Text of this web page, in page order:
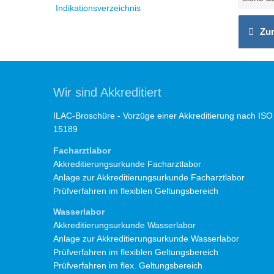
Indikationsverzeichnis
Wir sind Akkreditiert
ILAC-Broschüre - Vorzüge einer Akkreditierung nach ISO
15189
Facharztlabor
Akkreditierungsurkunde Facharztlabor
Anlage zur Akkreditierungsurkunde Facharztlabor
Prüfverfahren im flexiblen Geltungsbereich
Wasserlabor
Akkreditierungsurkunde Wasserlabor
Anlage zur Akkreditierungsurkunde Wasserlabor
Prüfverfahren im flexiblen Geltungsbereich
Prüfverfahren im flex. Geltungsbereich